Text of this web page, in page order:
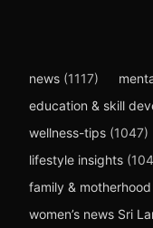
news (1117)
education & skill
wellness-tips (1047)
lifestyle insights
family & motherhood
women’s news Sri